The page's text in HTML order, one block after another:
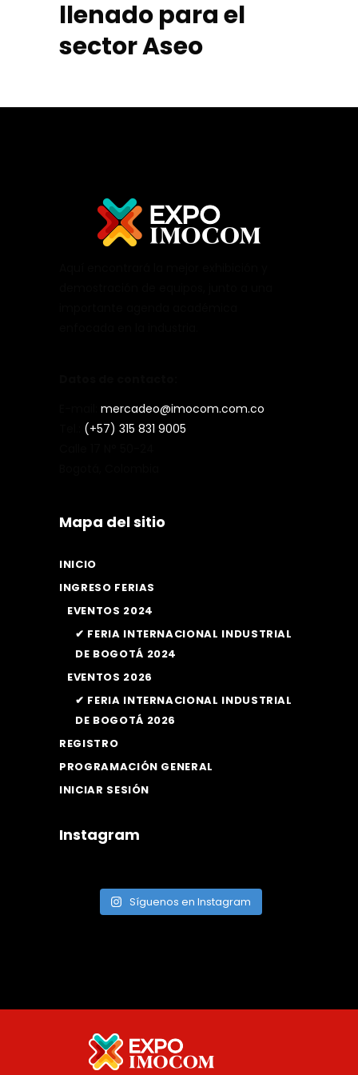
llenado para el
sector Aseo
mercadeo@imocom.com.co
(+57) 315 831 9005
Mapa del sitio
INICIO
INGRESO FERIAS
EVENTOS 2024
✔ FERIA INTERNACIONAL INDUSTRIAL
DE BOGOTÁ 2024
EVENTOS 2026
✔ FERIA INTERNACIONAL INDUSTRIAL
DE BOGOTÁ 2026
REGISTRO
PROGRAMACIÓN GENERAL
INICIAR SESIÓN
Instagram
Síguenos en Instagram